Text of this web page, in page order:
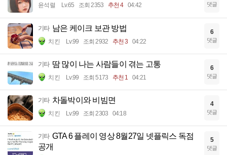
윤석렬 Lv.65 조회 2353 추천 4 04:42 댓글
기타 남은 케이크 보관 방법
치킨 Lv.99 조회 2932 추천 3 04:22
6
댓글
기타 땀 많이 나는 사람들이 겪는 고통
치킨 Lv.99 조회 5173 추천 1 04:21
6
댓글
기타 차돌박이와 비빔면
치킨 Lv.99 조회 2303 04:18
4
댓글
기타 GTA 6 플레이 영상 8월27일 넷플릭스 독점
공개
5
댓글